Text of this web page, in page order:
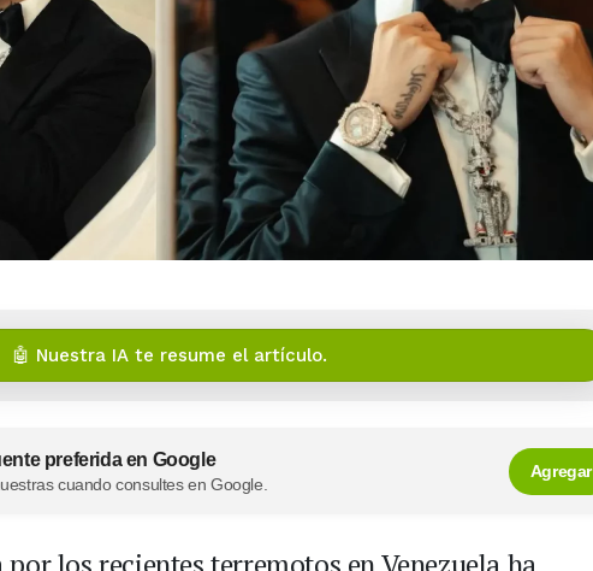
🤖 Nuestra IA te resume el artículo.
preferida en Google
cuando consultes en Google.
Agregar